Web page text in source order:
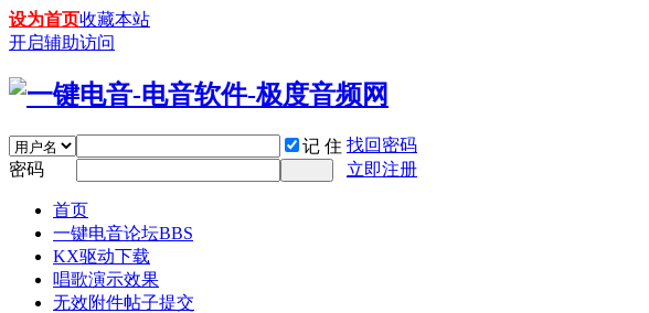
设为首页收藏本站
开启辅助访问
记 住 找回密码
密码
立即注册
首页
一键电音论坛BBS
KX驱动下载
唱歌演示效果
无效附件帖子提交